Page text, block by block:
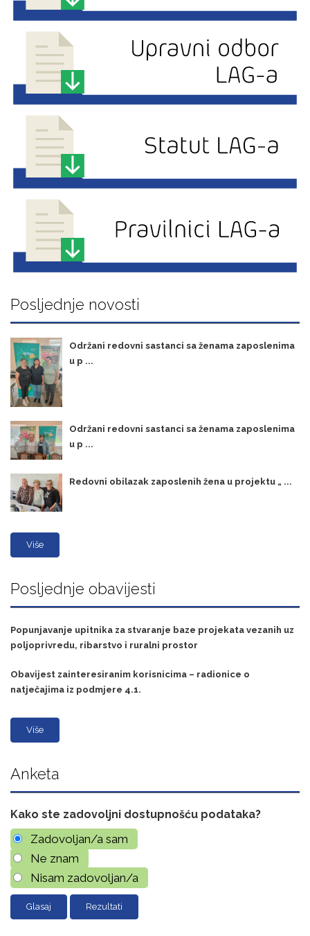
Posljednje novosti
Održani redovni sastanci sa ženama zaposlenima
u p ...
Održani redovni sastanci sa ženama zaposlenima
u p ...
Redovni obilazak zaposlenih žena u projektu „ ...
Više
Posljednje obavijesti
Popunjavanje upitnika za stvaranje baze projekata vezanih uz
poljoprivredu, ribarstvo i ruralni prostor
Obavijest zainteresiranim korisnicima – radionice o
natječajima iz podmjere 4.1.
Više
Anketa
Kako ste zadovoljni dostupnošću podataka?
Zadovoljan/a sam
Ne znam
Nisam zadovoljan/a
Rezultati